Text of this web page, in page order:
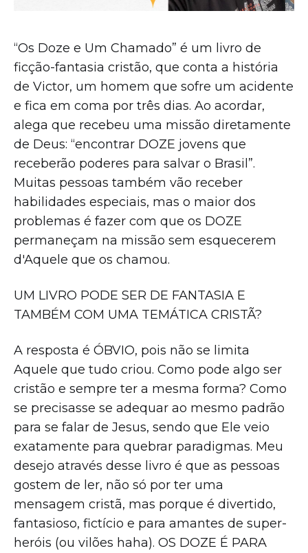
“Os Doze e Um Chamado” é um livro de
ficção-fantasia cristão, que conta a história
de Victor, um homem que sofre um acidente
e fica em coma por três dias. Ao acordar,
alega que recebeu uma missão diretamente
de Deus: “encontrar DOZE jovens que
receberão poderes para salvar o Brasil”.
Muitas pessoas também vão receber
habilidades especiais, mas o maior dos
problemas é fazer com que os DOZE
permaneçam na missão sem esquecerem
d'Aquele que os chamou.
UM LIVRO PODE SER DE FANTASIA E
TAMBÉM COM UMA TEMÁTICA CRISTÃ?
A resposta é ÓBVIO, pois não se limita
Aquele que tudo criou. Como pode algo ser
cristão e sempre ter a mesma forma? Como
se precisasse se adequar ao mesmo padrão
para se falar de Jesus, sendo que Ele veio
exatamente para quebrar paradigmas. Meu
desejo através desse livro é que as pessoas
gostem de ler, não só por ter uma
mensagem cristã, mas porque é divertido,
fantasioso, fictício e para amantes de super-
heróis (ou vilões haha). OS DOZE É PARA